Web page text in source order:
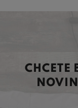
CHCETE